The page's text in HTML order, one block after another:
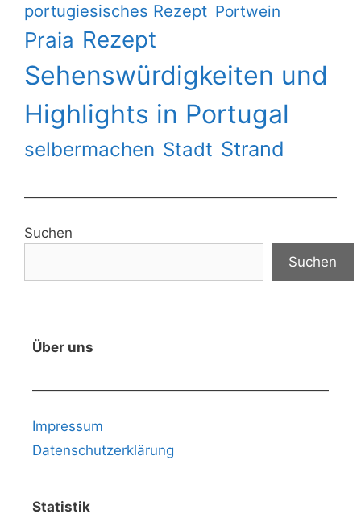
portugiesisches Rezept Portwein
Praia Rezept
Sehenswürdigkeiten und
Highlights in Portugal
selbermachen Stadt Strand
Suchen
Suchen
Über uns
Impressum
Datenschutzerklärung
Statistik